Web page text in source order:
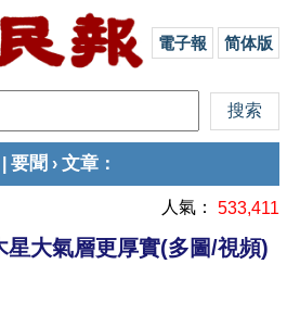
電子報 简体版
要聞 › 文章 ：
人氣： 533,411
星大氣層更厚實(多圖/視頻)